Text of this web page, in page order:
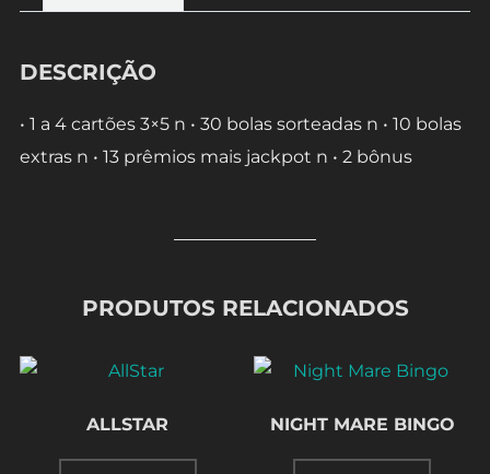
DESCRIÇÃO
• 1 a 4 cartões 3×5 n • 30 bolas sorteadas n • 10 bolas
extras n • 13 prêmios mais jackpot n • 2 bônus
PRODUTOS RELACIONADOS
ALLSTAR NIGHT MARE BINGO